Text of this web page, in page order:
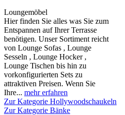
Loungemöbel
Hier finden Sie alles was Sie zum
Entspannen auf Ihrer Terrasse
benötigen. Unser Sortiment reicht
von Lounge Sofas , Lounge
Sesseln , Lounge Hocker ,
Lounge Tischen bis hin zu
vorkonfigurierten Sets zu
attraktiven Preisen. Wenn Sie
Ihre... mehr erfahren
Zur Kategorie Hollywoodschaukeln
Zur Kategorie Bänke